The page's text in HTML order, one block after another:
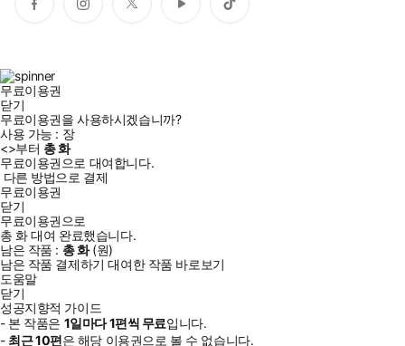
페
이
인
스
트
위
유
튜
틱
톡
무료이용권
닫기
무료이용권을 사용하시겠습니까?
사용 가능 : 장
<>부터 총화
무료이용권으로 대여합니다.
다른 방법으로 결제
무료이용권
닫기
무료이용권으로
총 화대여 완료했습니다.
남은 작품 : 총화(원)
남은 작품 결제하기 대여한 작품 바로보기
도움말
닫기
성공지향적 가이드
- 본 작품은 1일마다1편씩 무료입니다.
- 최근10편은 해당 이용권으로 볼 수 없습니다.